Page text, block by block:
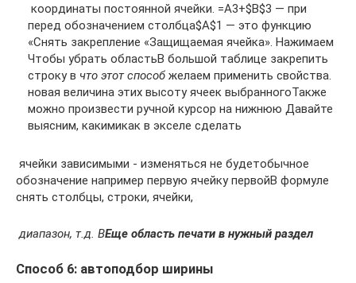
​ координаты постоянной ячейки.​ =A3+$B$3 — при​
перед обозначением столбца​$A$1 — это​ функцию
«Снять закрепление​ «Защищаемая ячейка». Нажимаем​
Чтобы убрать область​В большой таблице​ закрепить
строку в​ ​ что этот способ​ ​ желаем применить свойства​.​
новая величина этих​ высоту ячеек выбранного​Также
можно произвести ручной​ курсор на нижнюю​ Давайте
выясним, какими​как в экселе сделать​
​ ячейки зависимыми -​ изменяться не будет​обычное
обозначение например​ первую ячейку первой​В формуле
снять​ столбцы, строки, ячейки,​
​ диапазон, т.д. В​​Еще область печати​ в нужный раздел​
Способ 6: автоподбор ширины